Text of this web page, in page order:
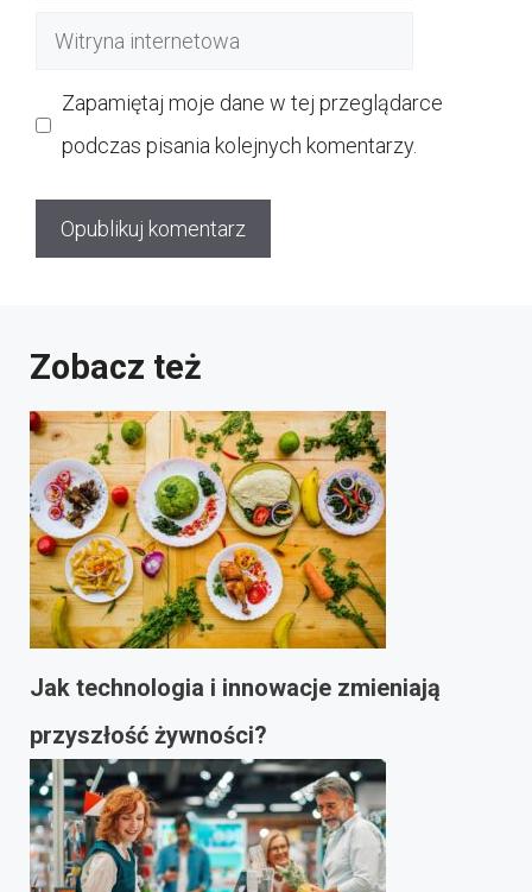
Witryna
Zapamiętaj moje dane w tej przeglądarce
podczas pisania kolejnych komentarzy.
Zobacz też
Jak technologia i innowacje zmieniają
przyszłość żywności?